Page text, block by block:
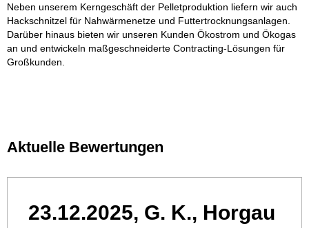
Neben unserem Kerngeschäft der Pelletproduktion liefern wir auch
Hackschnitzel für Nahwärmenetze und Futtertrocknungsanlagen.
Darüber hinaus bieten wir unseren Kunden Ökostrom und Ökogas
an und entwickeln maßgeschneiderte Contracting-Lösungen für
Großkunden.
Aktuelle Bewertungen
23.12.2025, G. K., Horgau